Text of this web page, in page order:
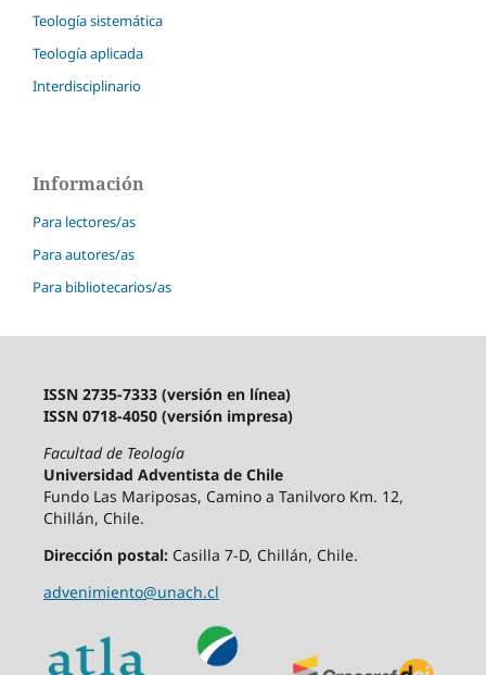
Teología sistemática
Teología aplicada
Interdisciplinario
Información
Para lectores/as
Para autores/as
Para bibliotecarios/as
ISSN 2735-7333 (versión en línea)
ISSN 0718-4050 (versión impresa)
Facultad de Teología
Universidad Adventista de Chile
Fundo Las Mariposas, Camino a Tanilvoro Km. 12,
Chillán, Chile.
Dirección postal:Casilla 7-D, Chillán, Chile.
advenimiento@unach.cl